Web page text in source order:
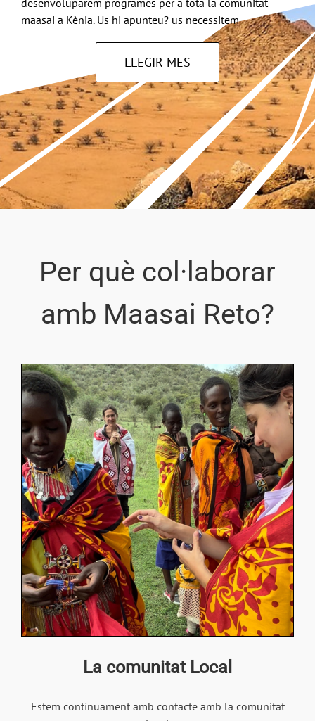
maasai a Kènia. Us hi apunteu? us necessitem
LLEGIR MES
Per què col·laborar
amb Maasai Reto?
La comunitat Local
Estem contínuament amb contacte amb la comunitat